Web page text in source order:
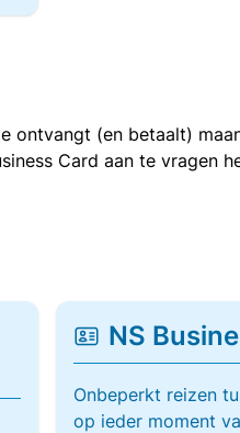
ontvangt (en betaalt)
Card aan te vragen
NS
Onbeperkt reizen
op ieder moment